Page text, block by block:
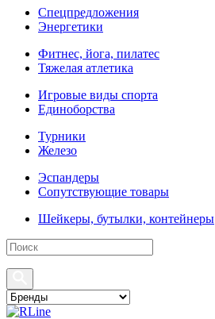
Спецпредложения
Энергетики
Фитнес, йога, пилатес
Тяжелая атлетика
Игровые виды спорта
Единоборства
Турники
Железо
Эспандеры
Сопутствующие товары
Шейкеры, бутылки, контейнеры